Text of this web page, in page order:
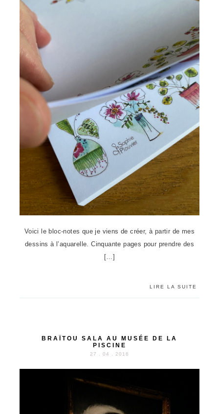
Voici le bloc-notes que je viens de créer, à partir de mes
dessins à l’aquarelle. Cinquante pages pour prendre des
[…]
LIRE LA SUITE
BRAÏTOU SALA AU MUSÉE DE LA
PISCINE
27 . 04 . 2016